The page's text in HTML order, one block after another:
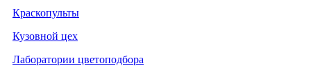
Краскопульты
Кузовной цех
Лаборатории цветоподбора